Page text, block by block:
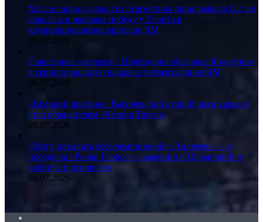
Месси снова сделал это: Аргентина проигрывала 0:2, но
спаслась и вырвала победу у Египта в
компенсированное время на ЧМ
08.07.2026
Счастливая «лотерея»: Швейцария обыграла Колумбию
в серии пенальти и вышла в четвертьфинал ЧМ
08.07.2026
«Великий вратарь»: Василевский второй раз в карьере
стал обладателем «Везина Трофи»
08.07.2026
«Могу называть себя чемпионкой»: Андреева — о
победе на «Ролан Гаррос», уважении к Шараповой и
работе с психологом
08.07.2026